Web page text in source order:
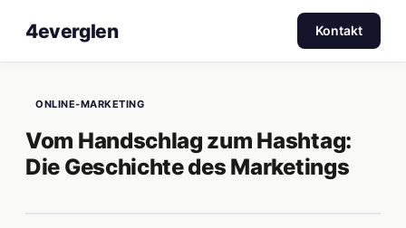
4everglen Kontakt
ONLINE-MARKETING
Vom Handschlag zum Hashtag:
Die Geschichte des Marketings